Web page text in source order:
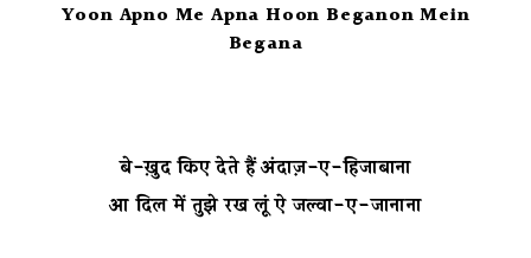
Yoon Apno Me Apna Hoon Beganon Mein
Begana
बे-ख़ुद किए देते हैं अंदाज़-ए-हिजाबाना
आ दिल में तुझे रख लूं ऐ जल्वा-ए-जानाना